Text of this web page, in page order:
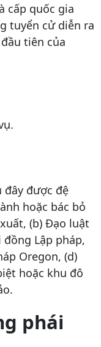
cấp quốc gia
tuyển cử diễn ra
tiên của
đây được đệ
hoặc bác bỏ
(b) Đạo luật
Lập pháp,
Oregon, (d)
hoặc khu đô
phái